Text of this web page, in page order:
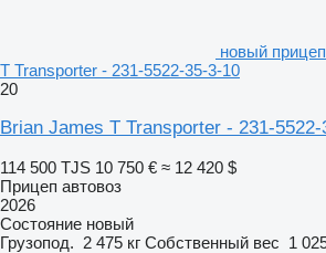
новый
T Transporter - 231-5522-35-3-10
20
Brian James T Transporter - 231-5522-
114 500 TJS 10 750 € ≈ 12 420 $
Прицеп автовоз
2026
Состояние новый
Грузопод. 2 475 кг Собственный вес 1